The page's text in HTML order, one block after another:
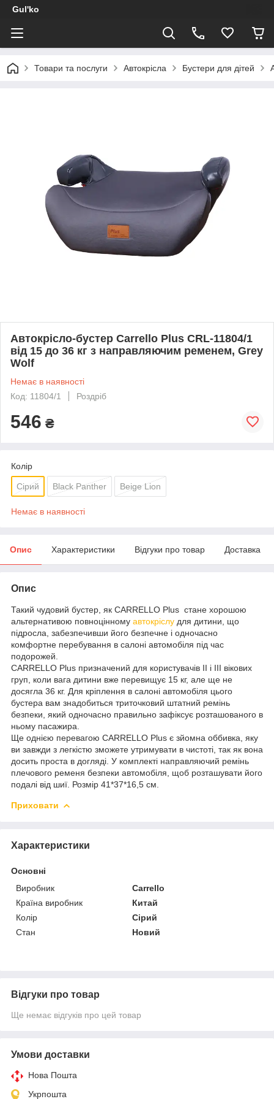
Gul'ko
Товари та послуги Автокрісла Бустери для дітей
Автокрісло-бустер Carrello Plus CRL-11804/1
від 15 до 36 кг з направляючим ременем, Grey
Wolf
Немає в наявності
Код: 11804/1
Роздріб
546 ₴
Колір
Сірий Black Panther Beige Lion
Немає в наявності
Опис Характеристики Відгуки про товар Доставка
Опис
Такий чудовий бустер, як CARRELLO Plus стане хорошою
альтернативою повноцінному автокріслу для дитини, що
підросла, забезпечивши його безпечне і одночасно
комфортне перебування в салоні автомобіля під час
подорожей.
CARRELLO Plus призначений для користувачів ІІ і ІІІ вікових
груп, коли вага дитини вже перевищує 15 кг, але ще не
досягла 36 кг. Для кріплення в салоні автомобіля цього
бустера вам знадобиться триточковий штатний ремінь
безпеки, який одночасно правильно зафіксує розташованого в
ньому пасажира.
Ще однією перевагою CARRELLO Plus є зйомна оббивка, яку
ви завжди з легкістю зможете утримувати в чистоті, так як вона
досить проста в догляді. У комплекті направляючий ремінь
плечового ременя безпеки автомобіля, щоб розташувати його
подалі від шиї. Розмір 41*37*16,5 см.
Приховати
Характеристики
Основні
Виробник
Carrello
Країна виробник
Китай
Колір
Сірий
Стан
Новий
Відгуки про товар
Ще немає відгуків про цей товар
Умови доставки
Нова Пошта
Укрпошта